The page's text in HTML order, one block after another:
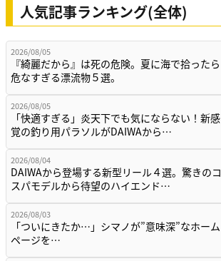
人気記事ランキング(全体)
2026/08/05
『綺麗だから』は死の危険。夏に海で拾ったら
危なすぎる漂流物５選。
2026/08/05
「快適すぎる」炎天下でも気にならない！新感
覚の釣り用パラソルがDAIWAから…
2026/08/04
DAIWAから登場する新型リール４選。驚きのコ
スパモデルから待望のハイエンド…
2026/08/03
「ついにきたか…」シマノが”意味深”なホーム
ページを…